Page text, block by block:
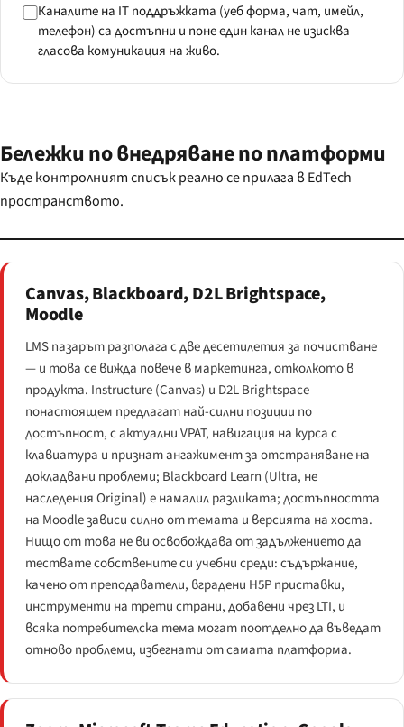
Каналите на IT поддръжката (уеб форма, чат, имейл,
телефон) са достъпни и поне един канал не изисква
гласова комуникация на живо.
Бележки по внедряване по платформи
Къде контролният списък реално се прилага в EdTech
пространството.
Canvas, Blackboard, D2L Brightspace,
Moodle
LMS пазарът разполага с две десетилетия за почистване
— и това се вижда повече в маркетинга, отколкото в
продукта. Instructure (Canvas) и D2L Brightspace
понастоящем предлагат най-силни позиции по
достъпност, с актуални VPAT, навигация на курса с
клавиатура и признат ангажимент за отстраняване на
докладвани проблеми; Blackboard Learn (Ultra, не
наследения Original) е намалил разликата; достъпността
на Moodle зависи силно от темата и версията на хоста.
Нищо от това не ви освобождава от задължението да
тествате собствените си учебни среди: съдържание,
качено от преподаватели, вградени H5P приставки,
инструменти на трети страни, добавени чрез LTI, и
всяка потребителска тема могат поотделно да въведат
отново проблеми, избегнати от самата платформа.